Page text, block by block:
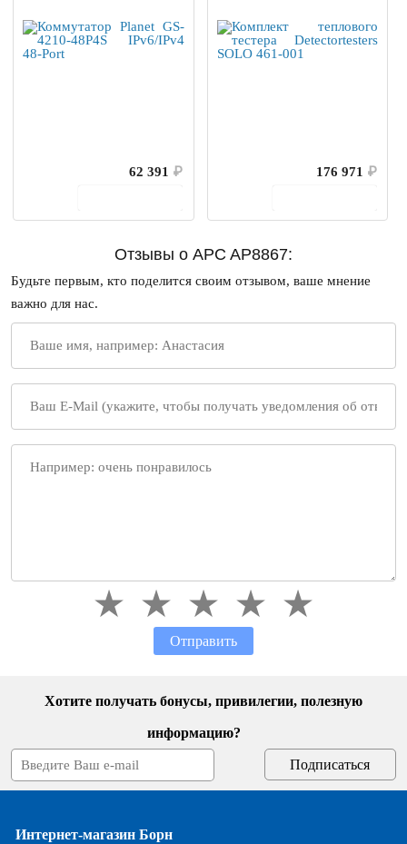
62 391 ₽
176 971 ₽
Отзывы о APC AP8867:
Будьте первым, кто поделится своим отзывом, ваше мнение
важно для нас.
Отправить
Хотите получать бонусы, привилегии, полезную
информацию?
Интернет-магазин Борн